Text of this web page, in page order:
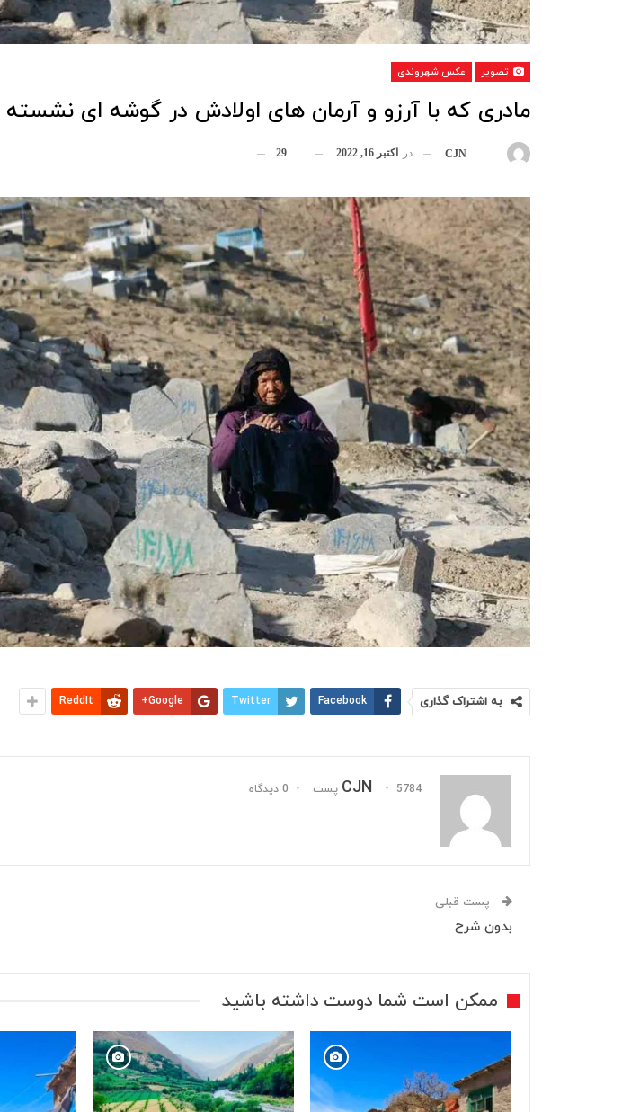
تصویر عکس شهروندی
مادری که با آرزو و آرمان های اولادش در گوشه ای نشسته
CJN در اکتبر 16, 2022 29
به اشتراک گذاری Facebook
Twitter
Google+
ReddIt
CJN 5784 پست 0 دیدگاه
پست قبلی
بدون شرح
ممکن است شما دوست داشته باشید